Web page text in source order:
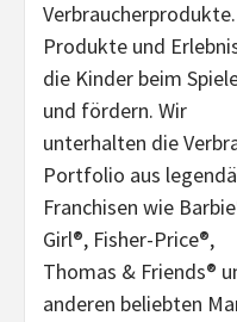
Produkte und
die Kinder beim
und fördern. Wir
unterhalten die
Portfolio aus
Franchisen wie
Girl®, Fisher-Price®,
Thomas & Friends®
anderen beliebten